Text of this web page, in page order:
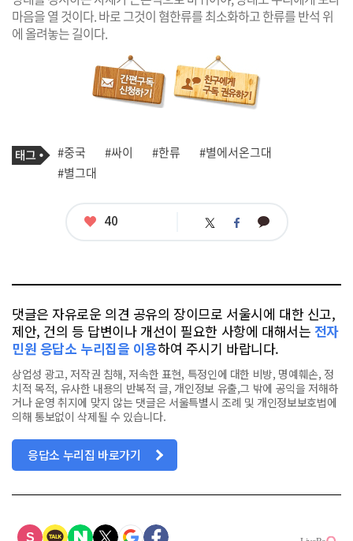
마음을 열 것이다. 바로 그것이 혐한류를 최소화하고 한류를 반석 위
에 올려놓는 길이다.
기
사
관
련
태
그
#중국 #싸이 #한류
#별에서온그대
#별그대
좋
40 트 페 카
댓글은 자유로운 의견 공유의 장이므로 서울시에 대한 신고,
제안, 건의 등 답변이나 개선이 필요한 사항에 대해서는 전자
민원 응답소 누리집을 이용하여 주시기 바랍니다.
상업성 광고, 저작권 침해, 저속한 표현, 특정인에 대한 비방, 명예훼손, 정
치적 목적, 유사한 내용의 반복적 글, 개인정보 유출,그 밖에 공익을 저해하
거나 운영 취지에 맞지 않는 댓글은 서울특별시 조례 및 개인정보보호법에
의해 통보없이 삭제될 수 있습니다.
응답소 누리집 바로가기